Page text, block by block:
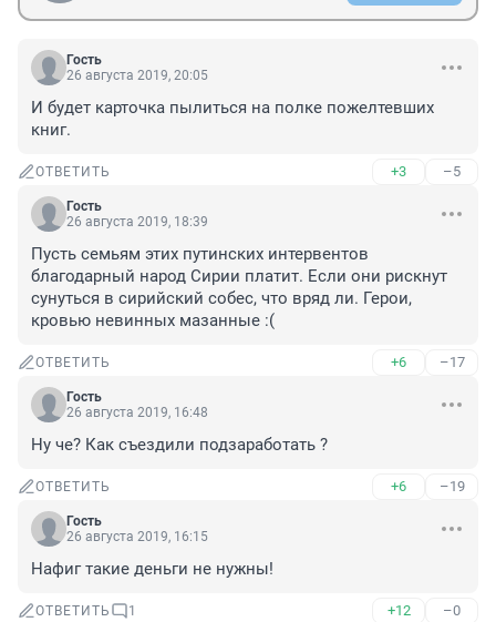
Гость
26 августа 2019, 20:05
И будет карточка пылиться на полке пожелтевших
книг.
ОТВЕТИТЬ +3 –5
Гость
26 августа 2019, 18:39
Пусть семьям этих путинских интервентов
благодарный народ Сирии платит. Если они рискнут
сунуться в сирийский собес, что вряд ли. Герои,
кровью невинных мазанные :(
ОТВЕТИТЬ +6 –17
Гость
26 августа 2019, 16:48
Ну че? Как съездили подзаработать ?
ОТВЕТИТЬ +6 –19
Гость
26 августа 2019, 16:15
Нафиг такие деньги не нужны!
ОТВЕТИТЬ 1 +12 –0